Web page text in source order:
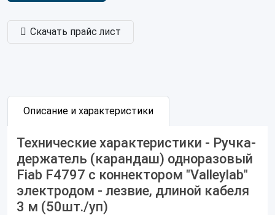
Скачать прайс лист
Описание и характеристики
Технические характеристики - Ручка-
держатель (карандаш) одноразовый
Fiab F4797 с коннектором "Valleylab"
электродом - лезвие, длиной кабеля
3 м (50шт./уп)